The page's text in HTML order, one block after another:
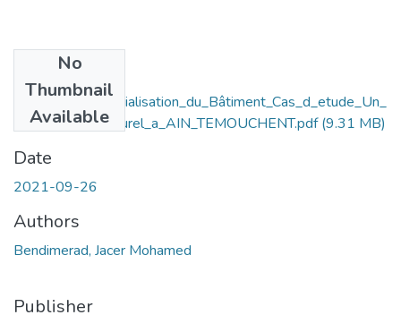
No
Thumbnail
Available
Vers_Une_Industrialisation_du_Bâtiment_Cas_d_etude_Un_
centre_socio-culturel_a_AIN_TEMOUCHENT.pdf(9.31 MB)
Date
2021-09-26
Authors
Bendimerad, Jacer Mohamed
Publisher